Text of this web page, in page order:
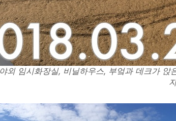
외 임시화장실, 비닐하우스, 부엌과 데크가